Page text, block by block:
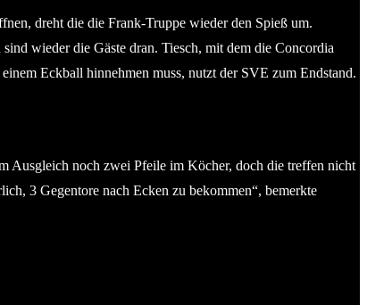
dreht die die Frank-Truppe wieder den Spieß um.
wieder die Gäste dran. Tiesch, mit dem die Concordia
Eckball hinnehmen muss, nutzt der SVE zum Endstand.
Ausgleich noch zwei Pfeile im Köcher, doch die treffen nicht
3 Gegentore nach Ecken zu bekommen“, bemerkte